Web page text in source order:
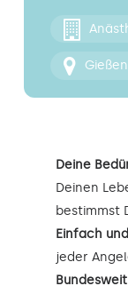
Kontakt
Gießen
Deine
Deinen
bestimmst
Einfach
jeder